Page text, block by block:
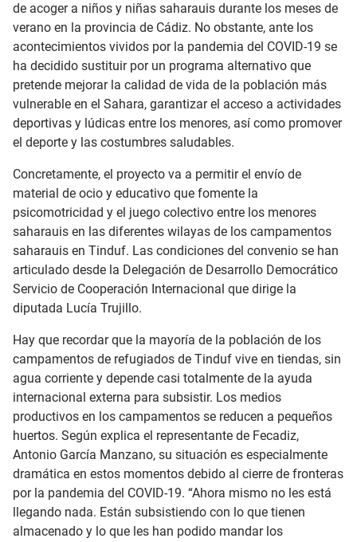
de acoger a niños y niñas saharauis durante los meses de
verano en la provincia de Cádiz. No obstante, ante los
acontecimientos vividos por la pandemia del COVID-19 se
ha decidido sustituir por un programa alternativo que
pretende mejorar la calidad de vida de la población más
vulnerable en el Sahara, garantizar el acceso a actividades
deportivas y lúdicas entre los menores, así como promover
el deporte y las costumbres saludables.
Concretamente, el proyecto va a permitir el envío de
material de ocio y educativo que fomente la
psicomotricidad y el juego colectivo entre los menores
saharauis en las diferentes wilayas de los campamentos
saharauis en Tinduf. Las condiciones del convenio se han
articulado desde la Delegación de Desarrollo Democrático
Servicio de Cooperación Internacional que dirige la
diputada Lucía Trujillo.
Hay que recordar que la mayoría de la población de los
campamentos de refugiados de Tinduf vive en tiendas, sin
agua corriente y depende casi totalmente de la ayuda
internacional externa para subsistir. Los medios
productivos en los campamentos se reducen a pequeños
huertos. Según explica el representante de Fecadiz,
Antonio García Manzano, su situación es especialmente
dramática en estos momentos debido al cierre de fronteras
por la pandemia del COVID-19. “Ahora mismo no les está
llegando nada. Están subsistiendo con lo que tienen
almacenado y lo que les han podido mandar los